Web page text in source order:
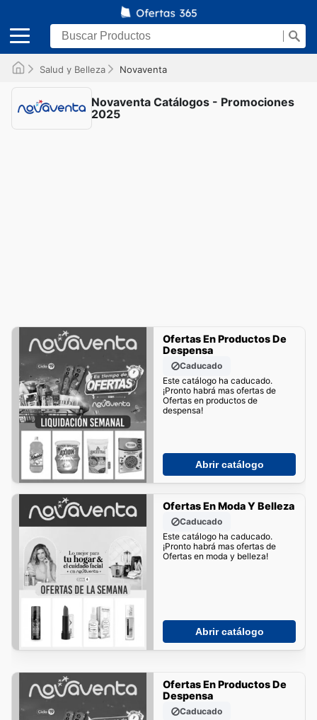
Salud y Belleza Novaventa
Novaventa Catálogos - Promociones
2025
Ofertas En Productos De
Despensa
Caducado
Este catálogo ha caducado.
¡Pronto habrá mas ofertas de
Ofertas en productos de
despensa!
Abrir catálogo
Ofertas En Moda Y Belleza
Caducado
Este catálogo ha caducado.
¡Pronto habrá mas ofertas de
Ofertas en moda y belleza!
Abrir catálogo
Ofertas En Productos De
Despensa
Caducado